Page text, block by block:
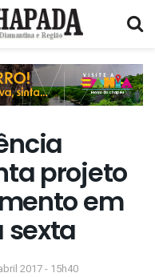
projeto
em
sexta
2017 - 15h40